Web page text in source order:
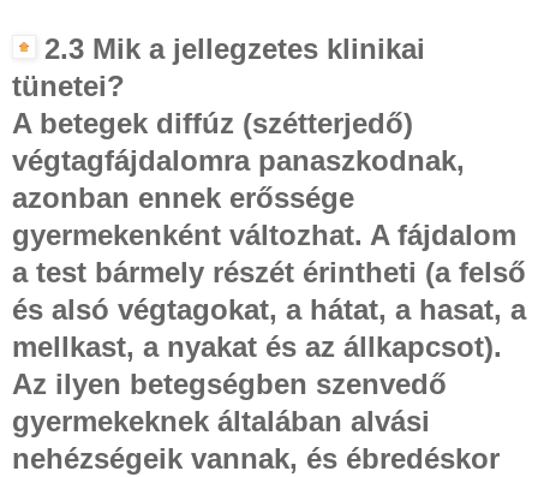
2.3 Mik a jellegzetes klinikai
tünetei?
A betegek diffúz (szétterjedő)
végtagfájdalomra panaszkodnak,
azonban ennek erőssége
gyermekenként változhat. A fájdalom
a test bármely részét érintheti (a felső
és alsó végtagokat, a hátat, a hasat, a
mellkast, a nyakat és az állkapcsot).
Az ilyen betegségben szenvedő
gyermekeknek általában alvási
nehézségeik vannak, és ébredéskor